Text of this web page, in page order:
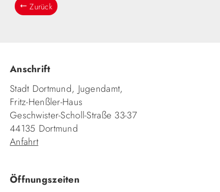
Zurück
Anschrift
Stadt Dortmund, Jugendamt,
Fritz-Henßler-Haus
Geschwister-Scholl-Straße 33-37
44135 Dortmund
Anfahrt
Öffnungszeiten